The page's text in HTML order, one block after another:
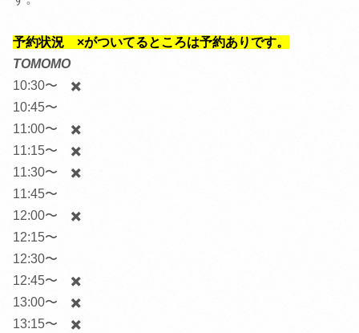
予約状況 ×がついてるところは予約ありです。
TOMOMO
10:30〜 ✖️
10:45〜
11:00〜 ✖️
11:15〜 ✖️
11:30〜 ✖️
11:45〜
12:00〜 ✖️
12:15〜
12:30〜
12:45〜 ✖️
13:00〜 ✖️
13:15〜 ✖️